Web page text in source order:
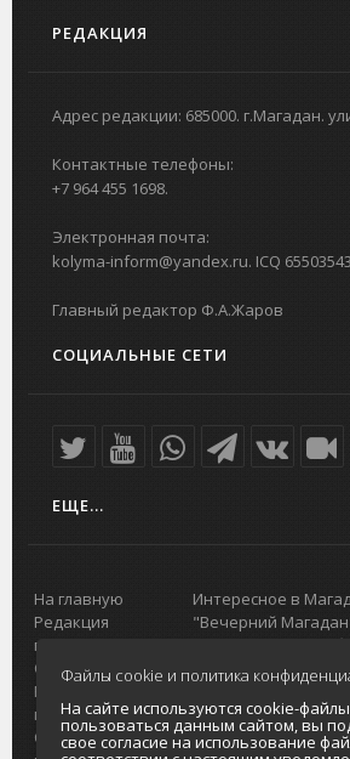
РЕДАКЦИЯ
Адрес редакции: 685000. г.Магадан.
Контактные телефоны:
+7 964 455 1698.
Электронная почта:
kolyma-inform@yandex.ru. ICQ
Главный редактор Ф.А.Жаров
СОЦИАЛЬНЫЕ СЕТИ
ЕЩЕ...
На главную
Редакция
портала
О проекте
Реклама на
портале
Отзывы и
Интересное в
"Вечерний
Городская доска
Главный
Колымы
Политика в
Файлы cookie и политика
На сайте используются cookie-
пользоваться данным сайтом, вы
свое согласие на использование